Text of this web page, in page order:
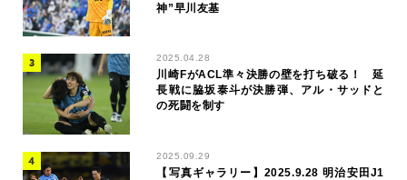
神”早川友基
2025.04.28
川崎FがACL準々決勝の壁を打ち破る！ 延
長戦に脇坂泰斗が決勝弾、アル・サッドと
の死闘を制す
2025.09.29
【写真ギャラリー】2025.9.28 明治安田J1